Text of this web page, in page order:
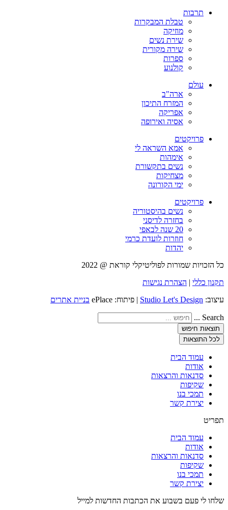
תרבות
טבלת המבקרות
מוזיקה
שירת נשים
שירה מקורית
ספרות
קולנוע
עולם
ארה"ב
המזרח התיכון
אפריקה
אסיה ואירופה
פרויקטים
אמא השראה לי
אימהות
נשים בתקשורת
מצחיקות
ימי הקורונה
פרויקטים
נשים בהיסטוריה
בחזרה לדיסני
20 שנה לבאפי
חוזרות לועדת כרמי
יהדות
כל הזכויות שמורות לפוליטיקלי קוראת @ 2022
תקנון כללי | הצהרת נגישות
עיצוב: Studio Let's Design | פיתוח: ePlace בניית אתרים
Search ...
תוצאות חיפוש
לכל התוצאות
עמוד הבית
אודות
סדנאות והרצאות
שקיפות
תמכי בנו
יצירת קשר
תפריט
עמוד הבית
אודות
סדנאות והרצאות
שקיפות
תמכי בנו
יצירת קשר
שלחו לי פעם בשבוע את הכתבות החדשות למייל